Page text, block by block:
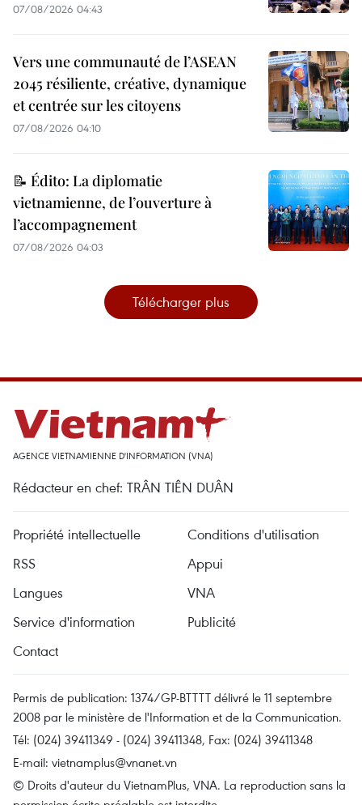
07/08/2026 04:43
Vers une communauté de l’ASEAN
2045 résiliente, créative, dynamique
et centrée sur les citoyens
07/08/2026 04:10
📝 Édito: La diplomatie
vietnamienne, de l’ouverture à
l’accompagnement
07/08/2026 04:03
Télécharger plus
AGENCE VIETNAMIENNE D'INFORMATION (VNA)
Rédacteur en chef: TRÂN TIÊN DUÂN
Propriété intellectuelle
Conditions d'utilisation
RSS
Appui
Langues
VNA
Service d'information
Publicité
Contact
Permis de publication: 1374/GP-BTTTT délivré le 11 septembre
2008 par le ministère de l'Information et de la Communication.
Tél: (024) 39411349 - (024) 39411348, Fax: (024) 39411348
E-mail: vietnamplus@vnanet.vn
© Droits d'auteur du VietnamPlus, VNA. La reproduction sans la